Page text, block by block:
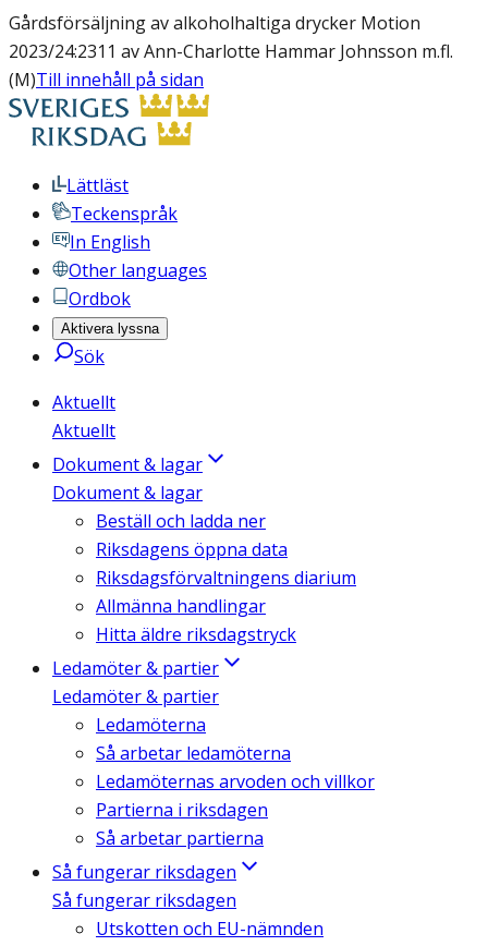
Gårdsförsäljning av alkoholhaltiga drycker Motion
2023/24:2311 av Ann-Charlotte Hammar Johnsson m.fl.
(M)Till innehåll på sidan
Lättläst
Teckenspråk
In English
Other languages
Ordbok
Aktivera lyssna
Sök
Aktuellt
Aktuellt
Dokument & lagar
Dokument & lagar
Beställ och ladda ner
Riksdagens öppna data
Riksdagsförvaltningens diarium
Allmänna handlingar
Hitta äldre riksdagstryck
Ledamöter & partier
Ledamöter & partier
Ledamöterna
Så arbetar ledamöterna
Ledamöternas arvoden och villkor
Partierna i riksdagen
Så arbetar partierna
Så fungerar riksdagen
Så fungerar riksdagen
Utskotten och EU-nämnden